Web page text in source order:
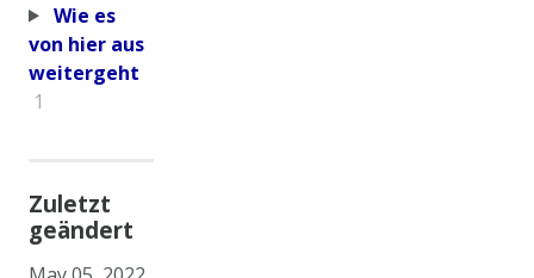
Wie es
von hier aus
weitergeht
1
Zuletzt
geändert